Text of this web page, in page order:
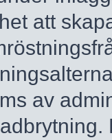
att
av